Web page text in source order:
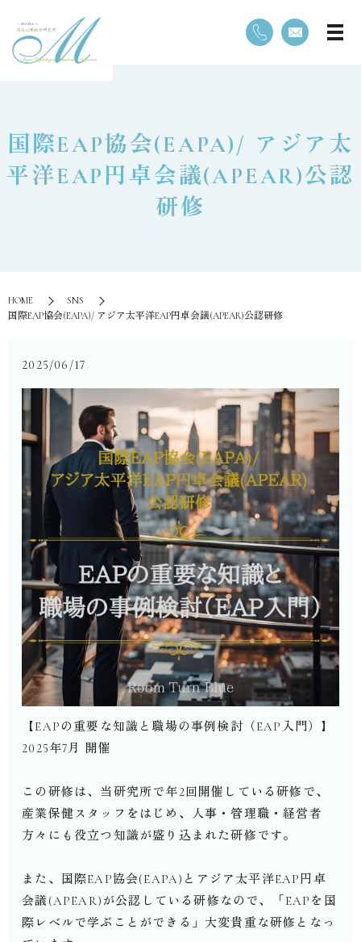
国際EAP協会(EAPA)/ アジア太
平洋EAP円卓会議(APEAR)公認
研修
HOME
SNS
国際EAP協会(EAPA)/ アジア太平洋EAP円卓会議(APEAR)公認研修
2025/06/17
【EAPの重要な知識と職場の事例検討（EAP入門）】
2025年7月 開催
この研修は、当研究所で年2回開催している研修で、
産業保健スタッフをはじめ、人事・管理職・経営者
方々にも役立つ知識が盛り込まれた研修です。
また、国際EAP協会(EAPA)とアジア太平洋EAP円卓
会議(APEAR)が公認している研修なので、「EAPを国
際レベルで学ぶことができる」大変貴重な研修となっ